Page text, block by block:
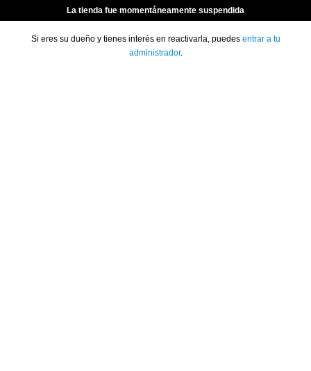
La tienda fue momentáneamente suspendida
Si eres su dueño y tienes interés en reactivarla, puedes entrar a tu
administrador.